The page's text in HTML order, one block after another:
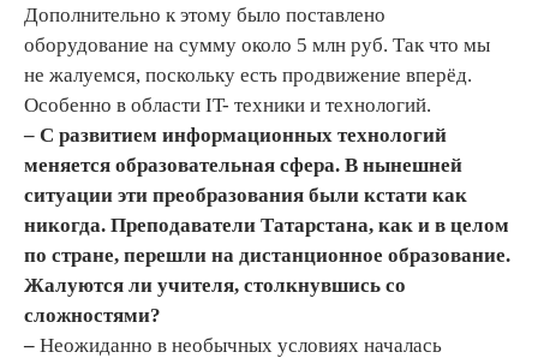
Дополнительно к этому было поставлено
оборудование на сумму около 5 млн руб. Так что мы
не жалуемся, поскольку есть продвижение вперёд.
Особенно в области IT- техники и технологий.
– С развитием информационных технологий
меняется образовательная сфера. В нынешней
ситуации эти преобразования были кстати как
никогда. Преподаватели Татарстана, как и в целом
по стране, перешли на дистанционное образование.
Жалуются ли учителя, столкнувшись со
сложностями?
– Неожиданно в необычных условиях началась